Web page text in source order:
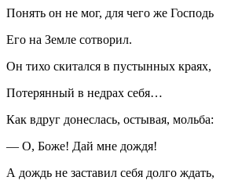
Понять он не мог, для чего же Господь
Его на Земле сотворил.
Он тихо скитался в пустынных краях,
Потерянный в недрах себя…
Как вдруг донеслась, остывая, мольба:
— О, Боже! Дай мне дождя!
А дождь не заставил себя долго ждать,